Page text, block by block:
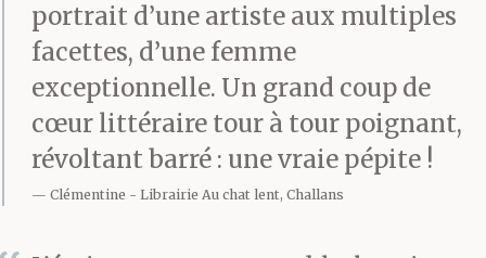
portrait d’une artiste aux multiples
facettes, d’une femme
exceptionnelle. Un grand coup de
cœur littéraire tour à tour poignant,
révoltant barré : une vraie pépite !
Clémentine Librairie Au chat lent, Challans